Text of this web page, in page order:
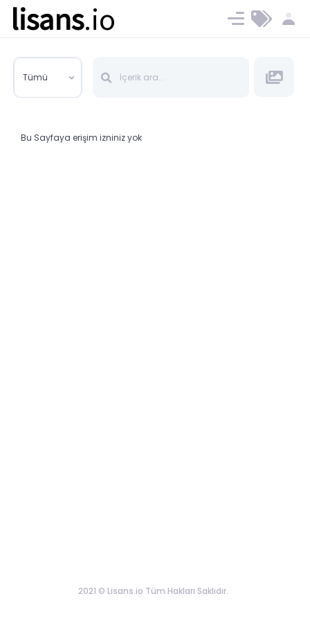
lisans.io Ücret ve Planlar
Tümü
Bu Sayfaya erişim izniniz yok
2021 © Lisans.io Tüm Hakları Saklıdır.